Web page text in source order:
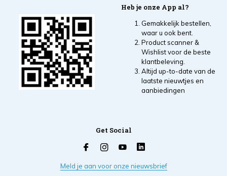
Heb je onze App al?
Gemakkelijk bestellen,
waar u ook bent.
Product scanner &
Wishlist voor de beste
klantbeleving.
Altijd up-to-date van de
laatste nieuwtjes en
aanbiedingen
Get Social
Meld je aan voor onze nieuwsbrief